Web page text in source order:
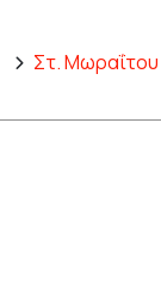
Στ. Μωραΐτου